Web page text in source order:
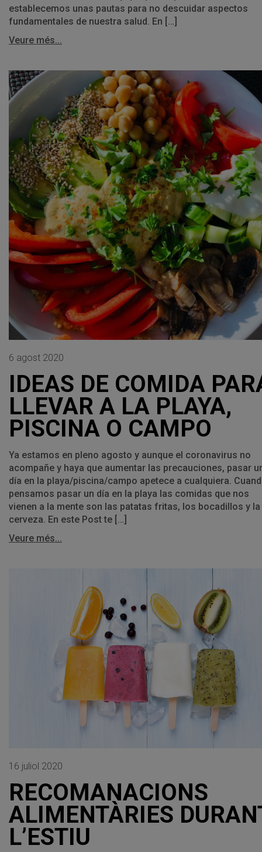
establecemos unas pautas para no descuidar aspectos
fundamentales de nuestra salud. En […]
Veure més...
6 agost 2020
IDEAS DE COMIDA
LLEVAR A LA PLAYA,
PISCINA O CAMPO
Ya estamos en pleno agosto y aunque el coronavirus no
acompañe y haya que aumentar las precauciones, pasar
día en la playa/piscina/campo apetece a cualquiera.
pensamos pasar un día en la playa las comidas que nos
vienen a la mente son las patatas fritas, los bocadillos y la
cerveza. En este Post te […]
Veure més...
16 juliol 2020
RECOMANACIONS
ALIMENTÀRIES
L’ESTIU